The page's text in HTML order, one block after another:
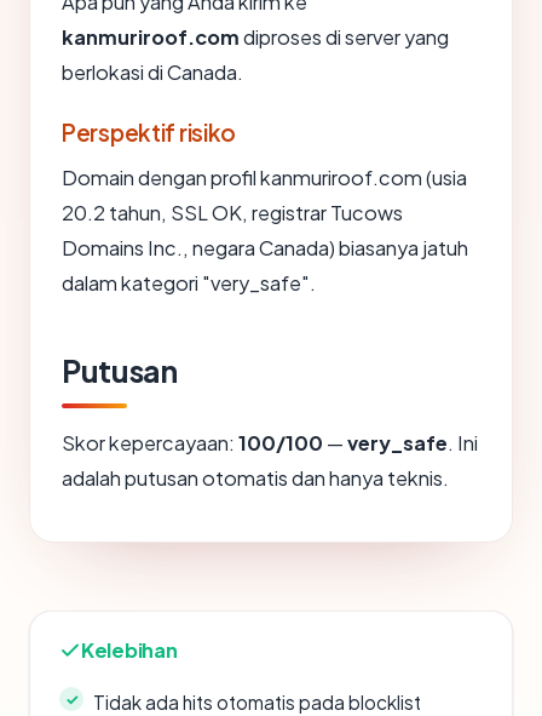
kanmuriroof.comdiproses di server yang
berlokasi di Canada.
Perspektif risiko
Domain dengan profil kanmuriroof.com (usia
20.2 tahun, SSL OK, registrar Tucows
Domains Inc., negara Canada) biasanya jatuh
dalam kategori "very_safe".
Putusan
Skor kepercayaan: 100/100 —very_safe. Ini
adalah putusan otomatis dan hanya teknis.
Kelebihan
Tidak ada hits otomatis pada blocklist